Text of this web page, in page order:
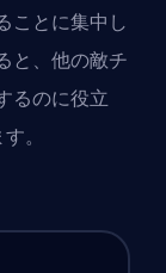
ことに集中し
と、他の敵チ
るのに役立
。